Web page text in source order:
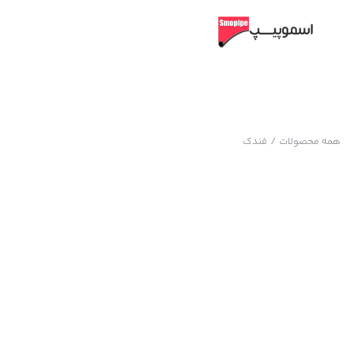
همه محصولات / فندک